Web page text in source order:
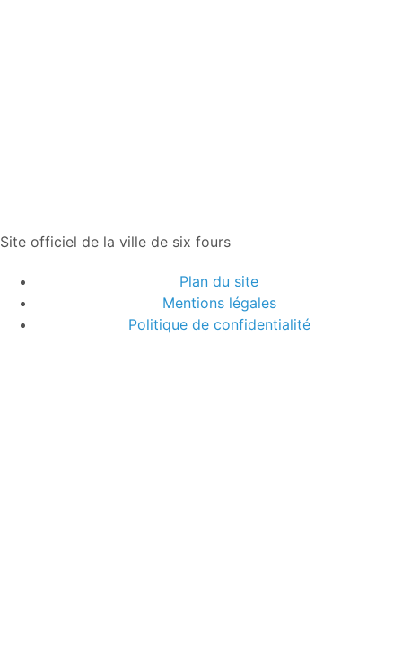
Site officiel de la ville de six fours
Plan du site
Mentions légales
Politique de confidentialité